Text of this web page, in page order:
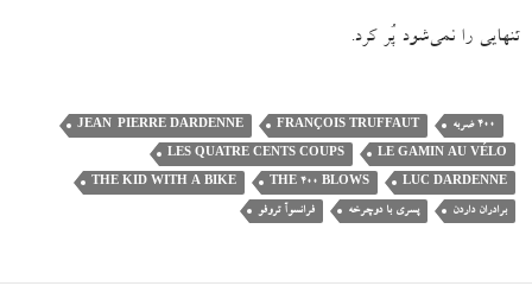
تنهایی را نمی‌شود پُر کرد.
۴۰۰ ضربه FRANÇOIS TRUFFAUT
JEAN-PIERRE DARDENNE
LE GAMIN AU VÉLO
LES QUATRE CENTS COUPS
LUC DARDENNE
THE 400 BLOWS
THE KID WITH A BIKE
برادران داردن پسری با دوچرخه فرانسوآ تروفو